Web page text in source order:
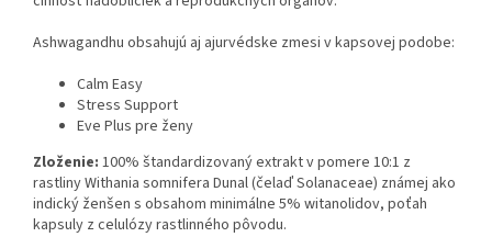
Ashwagandhu obsahujú aj ajurvédske zmesi v kapsovej podobe:
Calm Easy
Stress Support
Eve Plus pre ženy
Zloženie: 100% štandardizovaný extrakt v pomere 10:1 z
rastliny Withania somnifera Dunal (čelaď Solanaceae) známej ako
indický ženšen s obsahom minimálne 5% witanolidov, poťah
kapsuly z celulózy rastlinného pôvodu.